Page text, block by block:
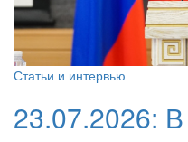
Статьи и интервью
23.07.2026: